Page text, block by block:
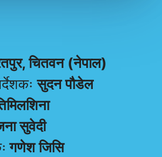
चितवन (नेपाल)
सुदन पौडेल
सुवेदी
गणेश जिसि